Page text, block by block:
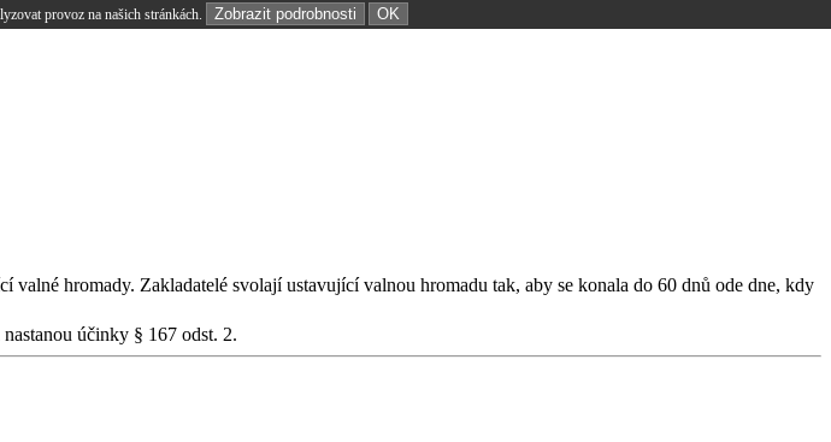
provoz na našich stránkách. Zobrazit podrobnosti OK
hromady. Zakladatelé svolají ustavující valnou hromadu tak, aby se konala do 60 dnů ode dne, kdy
účinky § 167 odst. 2.